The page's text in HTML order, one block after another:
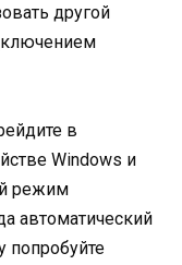
другой
в
Windows и
режим
автоматический
попробуйте